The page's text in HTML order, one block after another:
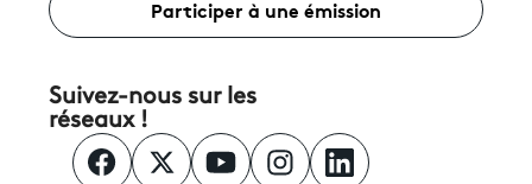
Participer à une émission
Suivez-nous sur les
réseaux !